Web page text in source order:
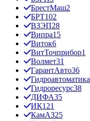
БрестМаш2
БРТ102
ВЗЭП28
Випра15
Виток6
ВитТочприбор1
Волмет31
ГарантАвто36
Гидроавтоматика
Гидроресурс38
ДИФА35
ИК121
КамАЗ25